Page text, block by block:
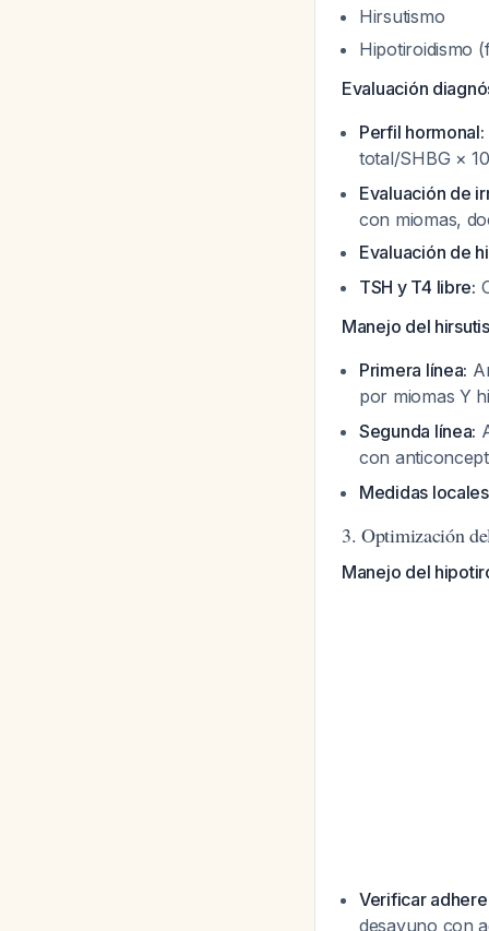
Hirsutismo
Hipotiroidismo
Evaluación
Perfil hormonal:
total/SHBG ×
Evaluación de
con miomas,
Evaluación de
TSH y T4 libre:
Manejo del
Primera línea:
por miomas Y
Segunda línea:
con
Medidas
3. Optimización
Manejo del
Verificar
desayuno con